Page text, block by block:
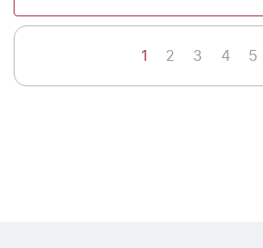
1 2 3 4 5